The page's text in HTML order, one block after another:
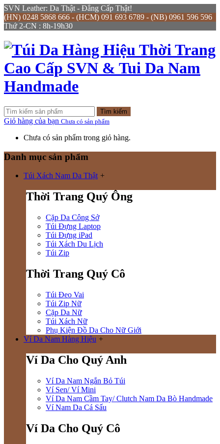
SVN Leather: Da Thật - Đẳng Cấp Thật!
(HN) 0248 5868 666 - (HCM) 091 693 6789 - (NB) 0961 596 596
Thứ 2-CN : 8h-19h30
Tìm kiếm
Giỏ hàng của bạn Chưa có sản phẩm
Chưa có sản phẩm trong giỏ hàng.
Danh mục sản phẩm
Túi Xách Nam Da Thật +
Thời Trang Quý Ông
Cặp Da Công Sở
Túi Đựng Laptop
Túi Đựng iPad
Túi Xách Du Lịch
Túi Zip
Thời Trang Quý Cô
Túi Đeo Vai
Túi Zip Nữ
Cặp Da Nữ
Túi Xách Nữ
Phụ Kiện Đồ Da Cho Nữ Giới
Ví Da Nam Hàng Hiệu +
Ví Da Cho Quý Anh
Ví Da Nam Ngắn Bỏ Túi
Ví Sen/ Ví Mini
Ví Da Nam Cầm Tay/ Clutch Nam Da Bò Handmade
Ví Nam Da Cá Sấu
Ví Da Cho Quý Cô